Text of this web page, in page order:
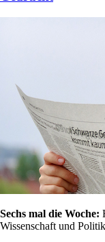
Sechs mal die Woche:
Wissenschaft und